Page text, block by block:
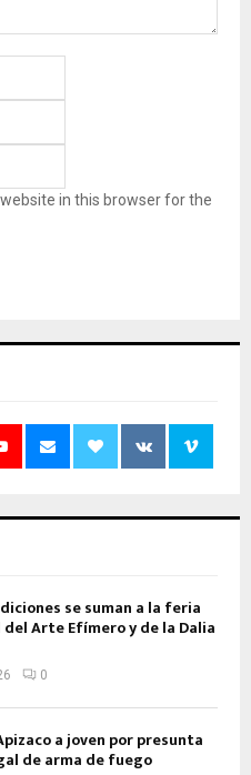
in this browser for the
se suman a la feria
Arte Efímero y de la Dalia
0
a joven por presunta
de arma de fuego